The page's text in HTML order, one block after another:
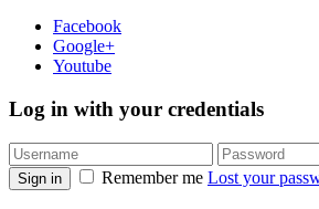
Facebook
Google+
Youtube
Log in with your credentials
Sign in Remember me Lost your